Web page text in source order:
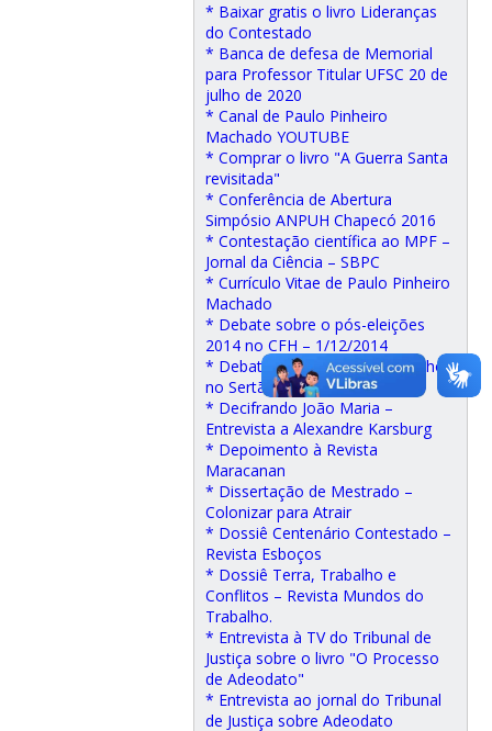
* Baixar gratis o livro Lideranças
do Contestado
* Banca de defesa de Memorial
para Professor Titular UFSC 20 de
julho de 2020
* Canal de Paulo Pinheiro
Machado YOUTUBE
* Comprar o livro "A Guerra Santa
revisitada"
* Conferência de Abertura
Simpósio ANPUH Chapecó 2016
* Contestação científica ao MPF –
Jornal da Ciência – SBPC
* Currículo Vitae de Paulo Pinheiro
Machado
* Debate sobre o pós-eleições
2014 no CFH – 1/12/2014
* Debate sobre Poder e Trabalho
no Sertão
* Decifrando João Maria –
Entrevista a Alexandre Karsburg
* Depoimento à Revista
Maracanan
* Dissertação de Mestrado –
Colonizar para Atrair
* Dossiê Centenário Contestado –
Revista Esboços
* Dossiê Terra, Trabalho e
Conflitos – Revista Mundos do
Trabalho.
* Entrevista à TV do Tribunal de
Justiça sobre o livro "O Processo
de Adeodato"
* Entrevista ao jornal do Tribunal
de Justiça sobre Adeodato